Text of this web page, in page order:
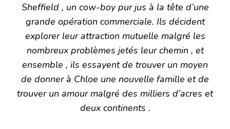
Sheffield , un cow-boy pur jus à la tête d’une
grande opération commerciale. Ils décident
explorer leur attraction mutuelle malgré les
nombreux problèmes jetés leur chemin , et
ensemble , ils essayent de trouver un moyen
de donner à Chloe une nouvelle famille et de
trouver un amour malgré des milliers d’acres et
deux continents .